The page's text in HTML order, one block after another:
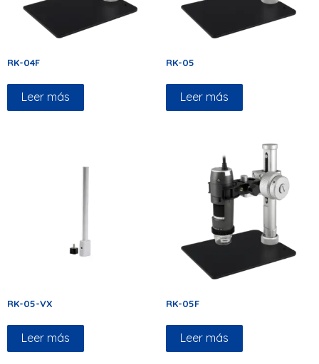
RK-04F
Leer más
RK-05
Leer más
RK-05-VX
Leer más
RK-05F
Leer más